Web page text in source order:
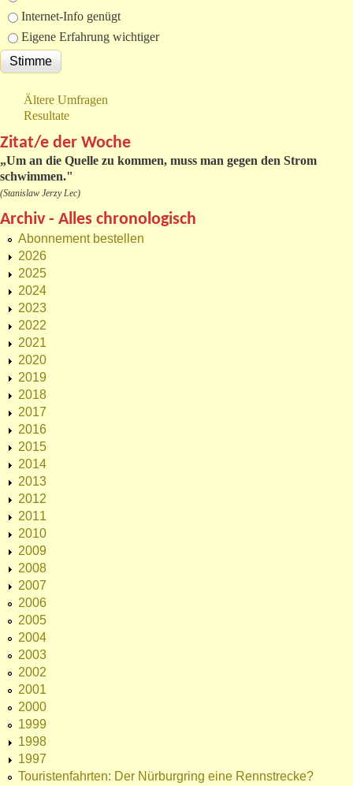
Internet-Info genügt
Eigene Erfahrung wichtiger
Ältere Umfragen
Resultate
Zitat/e der Woche
„Um an die Quelle zu kommen, muss man gegen den Strom
schwimmen."
(Stanislaw Jerzy Lec)
Archiv - Alles chronologisch
Abonnement bestellen
2026
2025
2024
2023
2022
2021
2020
2019
2018
2017
2016
2015
2014
2013
2012
2011
2010
2009
2008
2007
2006
2005
2004
2003
2002
2001
2000
1999
1998
1997
Touristenfahrten: Der Nürburgring eine Rennstrecke?